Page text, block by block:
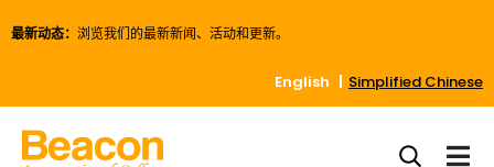
最新动态： 浏览我们的最新新闻、活动和更新。
English Simplified Chinese